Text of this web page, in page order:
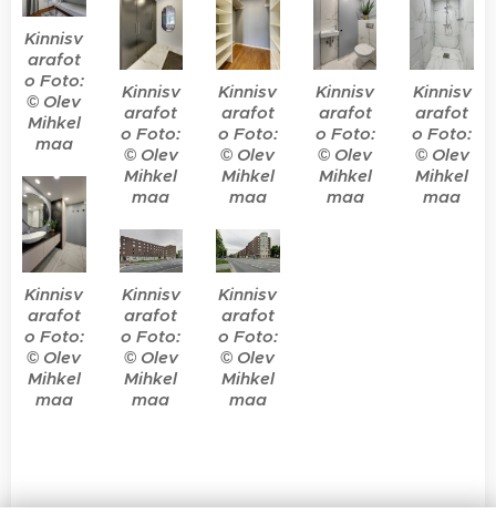
Kinnisv
arafot
o Foto:
© Olev
Mihkel
maa
Kinnisv
arafot
o Foto:
© Olev
Mihkel
maa
Kinnisv
arafot
o Foto:
© Olev
Mihkel
maa
Kinnisv
arafot
o Foto:
© Olev
Mihkel
maa
Kinnisv
arafot
o Foto:
© Olev
Mihkel
maa
Kinnisv
arafot
o Foto:
© Olev
Mihkel
maa
Kinnisv
arafot
o Foto:
© Olev
Mihkel
maa
Kinnisv
arafot
o Foto:
© Olev
Mihkel
maa